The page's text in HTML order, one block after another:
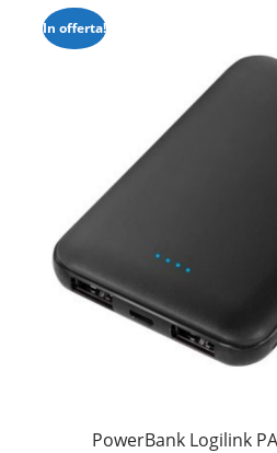
In offerta!
PowerBank Logilink